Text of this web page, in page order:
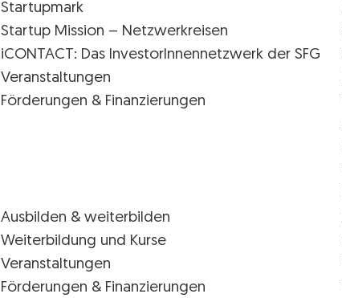
Startupmark
Startup Mission – Netzwerkreisen
iCONTACT: Das InvestorInnennetzwerk der SFG
Veranstaltungen
Förderungen & Finanzierungen
Ausbilden & weiterbilden
Weiterbildung und Kurse
Veranstaltungen
Förderungen & Finanzierungen